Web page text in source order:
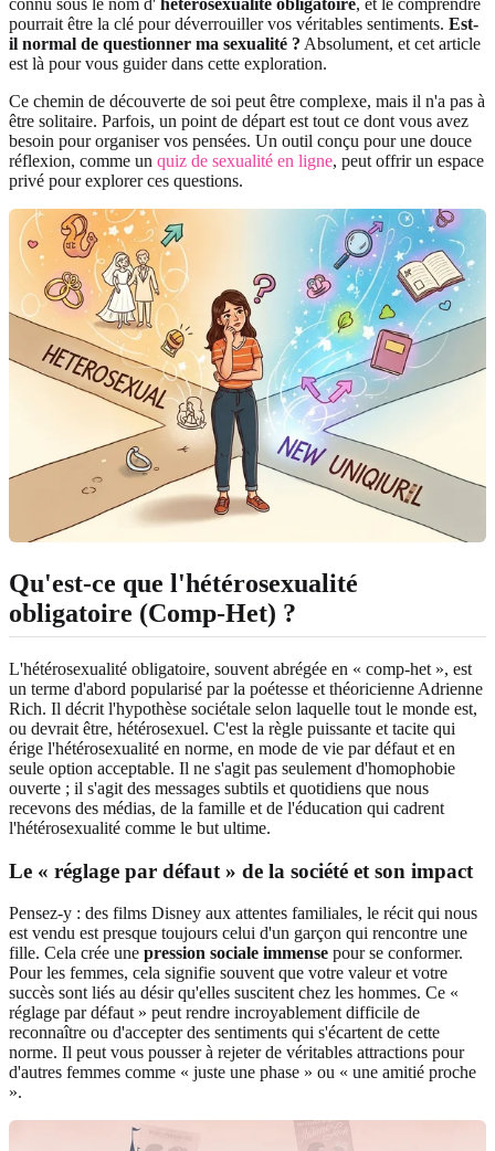
pourrait être la clé pour déverrouiller vos véritables sentiments. Est-
il normal de questionner ma sexualité ? Absolument, et cet article
est là pour vous guider dans cette exploration.
Ce chemin de découverte de soi peut être complexe, mais il n'a pas à
être solitaire. Parfois, un point de départ est tout ce dont vous avez
besoin pour organiser vos pensées. Un outil conçu pour une douce
réflexion, comme un quiz de sexualité en ligne, peut offrir un espace
privé pour explorer ces questions.
Qu'est-ce que l'hétérosexualité
obligatoire (Comp-Het) ?
L'hétérosexualité obligatoire, souvent abrégée en « comp-het », est
un terme d'abord popularisé par la poétesse et théoricienne Adrienne
Rich. Il décrit l'hypothèse sociétale selon laquelle tout le monde est,
ou devrait être, hétérosexuel. C'est la règle puissante et tacite qui
érige l'hétérosexualité en norme, en mode de vie par défaut et en
seule option acceptable. Il ne s'agit pas seulement d'homophobie
ouverte ; il s'agit des messages subtils et quotidiens que nous
recevons des médias, de la famille et de l'éducation qui cadrent
l'hétérosexualité comme le but ultime.
Le « réglage par défaut » de la société et son impact
Pensez-y : des films Disney aux attentes familiales, le récit qui nous
est vendu est presque toujours celui d'un garçon qui rencontre une
fille. Cela crée une pression sociale immense pour se conformer.
Pour les femmes, cela signifie souvent que votre valeur et votre
succès sont liés au désir qu'elles suscitent chez les hommes. Ce «
réglage par défaut » peut rendre incroyablement difficile de
reconnaître ou d'accepter des sentiments qui s'écartent de cette
norme. Il peut vous pousser à rejeter de véritables attractions pour
d'autres femmes comme « juste une phase » ou « une amitié proche
».